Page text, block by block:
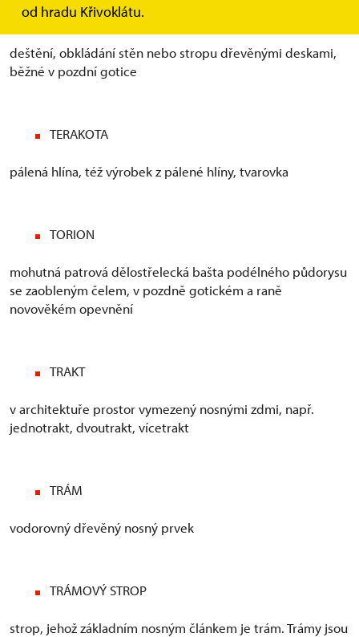
od hradu Křivoklátu.
TAFLOVÁNÍ
deštění, obkládání stěn nebo stropu dřevěnými deskami,
běžné v pozdní gotice
TERAKOTA
pálená hlína, též výrobek z pálené hlíny, tvarovka
TORION
mohutná patrová dělostřelecká bašta podélného půdorysu
se zaobleným čelem, v pozdně gotickém a raně
novověkém opevnění
TRAKT
v architektuře prostor vymezený nosnými zdmi, např.
jednotrakt, dvoutrakt, vícetrakt
TRÁM
vodorovný dřevěný nosný prvek
TRÁMOVÝ STROP
strop, jehož základním nosným článkem je trám. Trámy jsou